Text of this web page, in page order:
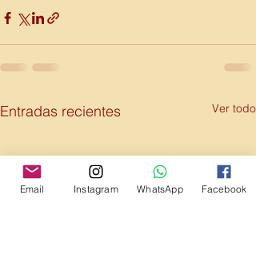
Entradas recientes Ver todo
Email Instagram WhatsApp Facebook